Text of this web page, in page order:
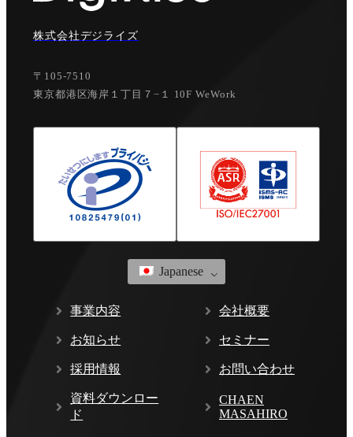
株式会社デジライズ
〒105-7510
東京都港区海岸１丁目７−１ 10F WeWork
Japanese
事業内容 会社概要
お知らせ セミナー
採用情報 お問い合わせ
資料ダウンロー
ド
CHAEN
MASAHIRO